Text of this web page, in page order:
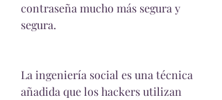
contraseña mucho más segura y
segura.
La ingeniería social es una técnica
añadida que los hackers utilizan